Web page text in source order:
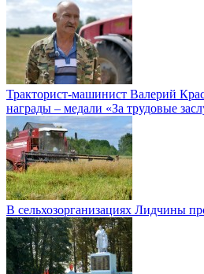
Тракторист-машинист Валерий
награды – медали «За трудовые
В сельхозорганизациях Лидчины